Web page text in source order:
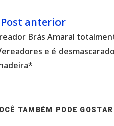
Post anterior
Brás Amaral
e é
TAMBÉM PODE GOSTAR